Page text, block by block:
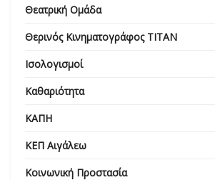
Θεατρική Ομάδα
Θερινός Κινηματογράφος ΤΙΤΑΝ
Ισολογισμοί
Καθαριότητα
ΚΑΠΗ
ΚΕΠ Αιγάλεω
Κοινωνική Προστασία